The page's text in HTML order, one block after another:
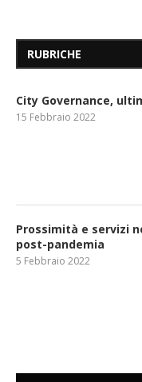
RUBRICHE
City Governance,
15 Febbraio 2022
Prossimità e servizi
post-pandemia
5 Febbraio 2022